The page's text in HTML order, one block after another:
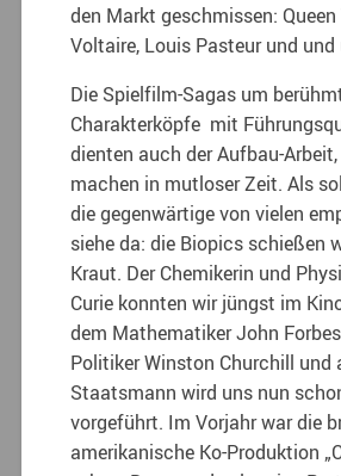
den Markt geschmissen:
Voltaire, Louis Pasteur und und
Die Spielfilm-Sagas um
Charakterköpfe mit
dienten auch der Aufbau-
machen in mutloser Zeit. Als
die gegenwärtige von vielen
siehe da: die Biopics schießen
Kraut. Der Chemikerin und
Curie konnten wir jüngst im
dem Mathematiker John
Politiker Winston Churchill und
Staatsmann wird uns nun
vorgeführt. Im Vorjahr war die
amerikanische Ko-Produktion